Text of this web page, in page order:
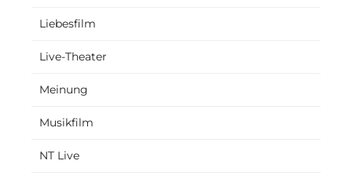
Liebesfilm
Live-Theater
Meinung
Musikfilm
NT Live